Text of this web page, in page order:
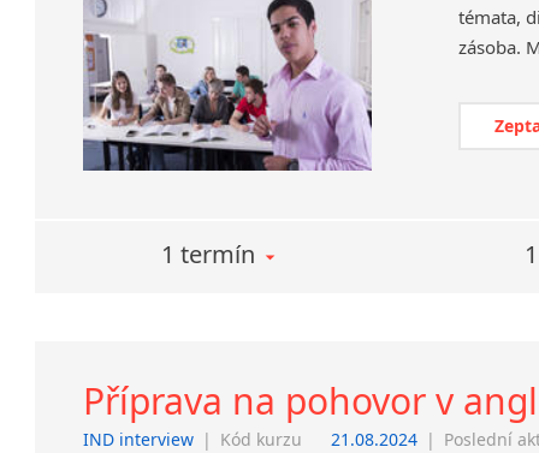
témata,
1 termín
Příprava na pohovor v
IND interview | Kód kurzu 21.08.2024 | Poslední